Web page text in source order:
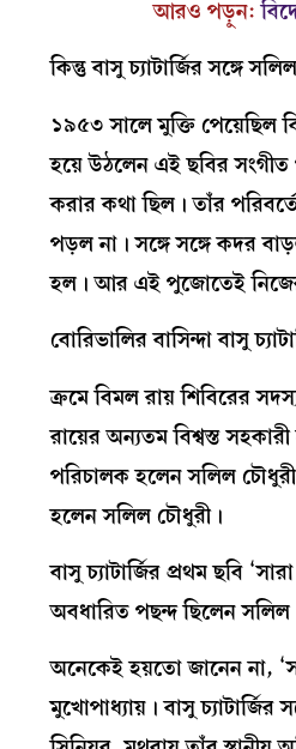
আরও পড়ুন:
কিন্তু বাসু চ্যাটার্জির
১৯৫৩ সালে মুক্তি পেয়েছিল
হয়ে উঠলেন এই ছবির সংগীত
করার কথা ছিল। তাঁর
পড়ল না। সঙ্গে সঙ্গে কদর
হল। আর এই পুজোতেই নিজের
বোরিভালির বাসিন্দা বাসু
ক্রমে বিমল রায় শিবিরের
রায়ের অন্যতম বিশ্বস্ত
পরিচালক হলেন সলিল
হলেন সলিল চৌধুরী।
বাসু চ্যাটার্জির প্রথম ছবি
অবধারিত পছন্দ ছিলেন
অনেকেই হয়তো জানেন না,
মুখোপাধ্যায়। বাসু